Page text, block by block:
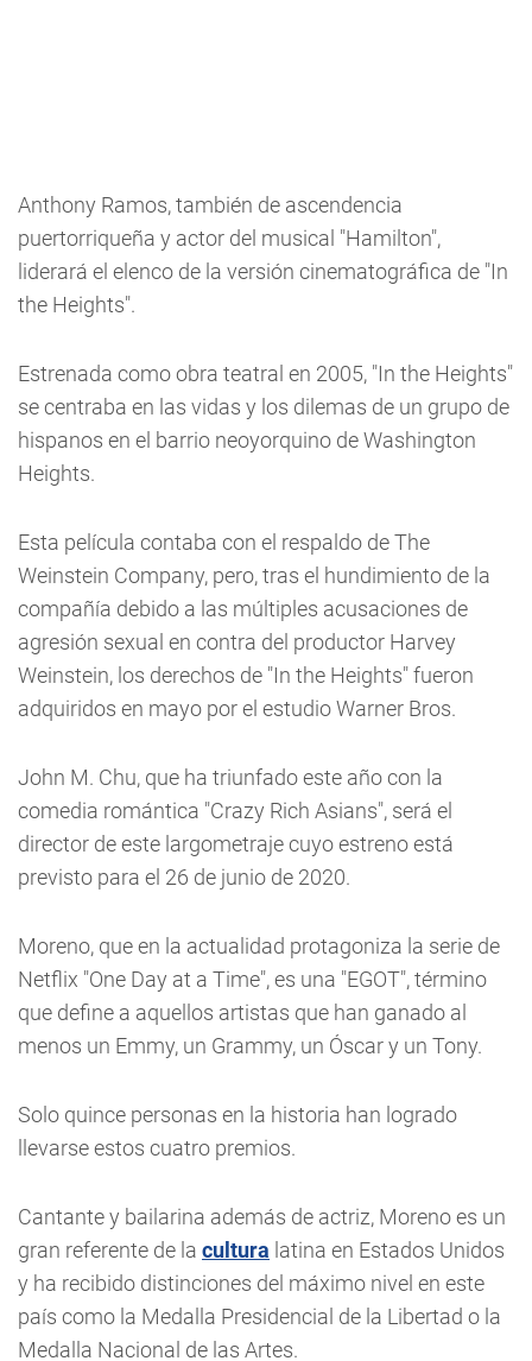
Anthony Ramos, también de ascendencia
puertorriqueña y actor del musical "Hamilton",
liderará el elenco de la versión cinematográfica de "In
the Heights".
Estrenada como obra teatral en 2005, "In the Heights"
se centraba en las vidas y los dilemas de un grupo de
hispanos en el barrio neoyorquino de Washington
Heights.
Esta película contaba con el respaldo de The
Weinstein Company, pero, tras el hundimiento de la
compañía debido a las múltiples acusaciones de
agresión sexual en contra del productor Harvey
Weinstein, los derechos de "In the Heights" fueron
adquiridos en mayo por el estudio Warner Bros.
John M. Chu, que ha triunfado este año con la
comedia romántica "Crazy Rich Asians", será el
director de este largometraje cuyo estreno está
previsto para el 26 de junio de 2020.
Moreno, que en la actualidad protagoniza la serie de
Netflix "One Day at a Time", es una "EGOT", término
que define a aquellos artistas que han ganado al
menos un Emmy, un Grammy, un Óscar y un Tony.
Solo quince personas en la historia han logrado
llevarse estos cuatro premios.
Cantante y bailarina además de actriz, Moreno es un
gran referente de la cultura latina en Estados Unidos
y ha recibido distinciones del máximo nivel en este
país como la Medalla Presidencial de la Libertad o la
Medalla Nacional de las Artes.